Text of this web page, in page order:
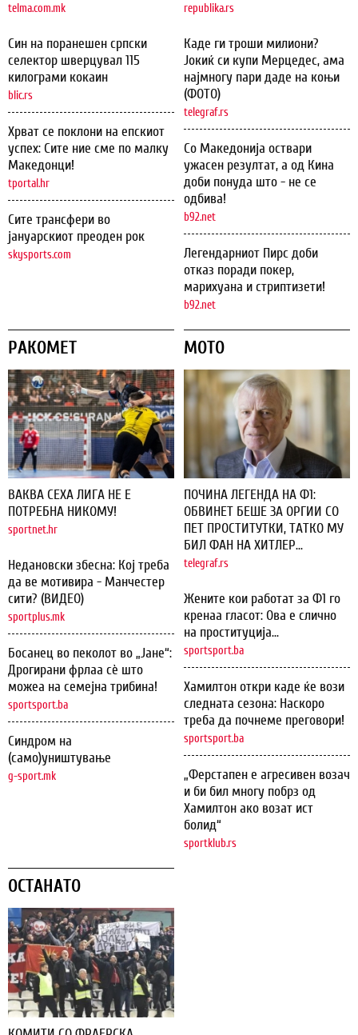
telma.com.mk
Син на поранешен српски
селектор шверцувал 115
килограми кокаин
blic.rs
Хрват се поклони на епскиот
успех: Сите ние сме по малку
Македонци!
tportal.hr
Сите трансфери во
јануарскиот преоден рок
skysports.com
republika.rs
Каде ги троши милиони?
Јокиќ си купи Мерцедес, ама
најмногу пари даде на коњи
(ФОТО)
telegraf.rs
Со Македонија оствари
ужасен резултат, а од Кина
доби понуда што - не се
одбива!
b92.net
Легендарниот Пирс доби
отказ поради покер,
марихуана и стриптизети!
b92.net
РАКОМЕТ
ВАКВА СЕХА ЛИГА НЕ Е
ПОТРЕБНА НИКОМУ!
sportnet.hr
Недановски збесна: Кој треба
да ве мотивира - Манчестер
сити? (ВИДЕО)
sportplus.mk
Босанец во пеколот во „Јане“:
Дрогирани фрлаа сѐ што
можеа на семејна трибина!
sportsport.ba
Синдром на
(само)уништување
g-sport.mk
МОТО
ПОЧИНА ЛЕГЕНДА НА Ф1:
ОБВИНЕТ БЕШЕ ЗА ОРГИИ СО
ПЕТ ПРОСТИТУТКИ, ТАТКО МУ
БИЛ ФАН НА ХИТЛЕР...
telegraf.rs
Жените кои работат за Ф1 го
кренаа гласот: Ова е слично
на проституција...
sportsport.ba
Хамилтон откри каде ќе вози
следната сезона: Наскоро
треба да почнеме преговори!
sportsport.ba
„Ферстапен е агресивен возач
и би бил многу побрз од
Хамилтон ако возат ист
болид“
sportklub.rs
ОСТАНАТО